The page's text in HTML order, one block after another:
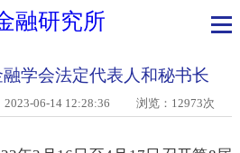
融学会法定代表人和秘书长
2023-06-14 12:28:36 浏览：12973次